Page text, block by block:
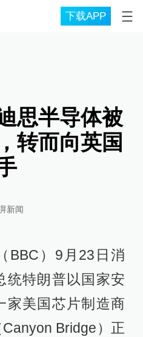
下载APP
思半导体被
转而向英国
新闻
BBC）9月23日消
统特朗普以国家安
家美国芯片制造商
Bridge）正